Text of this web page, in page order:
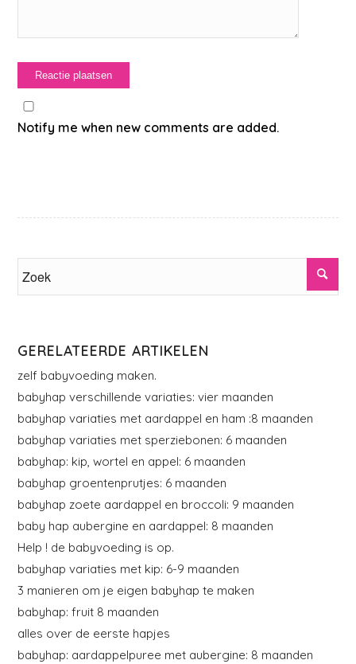
Notify me when new comments are added.
GERELATEERDE ARTIKELEN
zelf babyvoeding maken.
babyhap verschillende variaties: vier maanden
babyhap variaties met aardappel en ham :8 maanden
babyhap variaties met sperziebonen: 6 maanden
babyhap: kip, wortel en appel: 6 maanden
babyhap groentenprutjes: 6 maanden
babyhap zoete aardappel en broccoli: 9 maanden
baby hap aubergine en aardappel: 8 maanden
Help ! de babyvoeding is op.
babyhap variaties met kip: 6-9 maanden
3 manieren om je eigen babyhap te maken
babyhap: fruit 8 maanden
alles over de eerste hapjes
babyhap: aardappelpuree met aubergine: 8 maanden